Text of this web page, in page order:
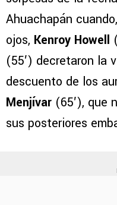
Ahuachapán
ojos, Kenroy Howell
(55′) decretaron la
descuento de los
Menjívar (65′), que
sus posteriores